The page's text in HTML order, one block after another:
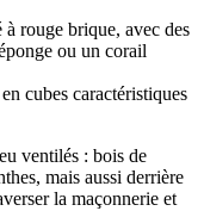
rouge brique, avec des
ou un corail
cubes caractéristiques
ventilés : bois de
mais aussi derrière
la maçonnerie et